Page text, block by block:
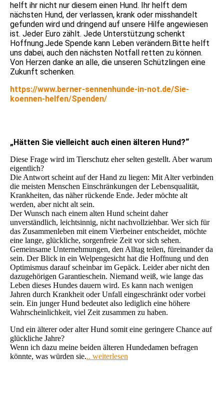
helft ihr nicht nur diesem einen Hund. Ihr helft dem
nächsten Hund, der verlassen, krank oder misshandelt
gefunden wird und dringend auf unsere Hilfe angewiesen
ist. Jeder Euro zählt. Jede Unterstützung schenkt
Hoffnung.Jede Spende kann Leben verändern.Bitte helft
uns dabei, auch den nächsten Notfall retten zu können.
Von Herzen danke an alle, die unseren Schützlingen eine
Zukunft schenken.
https://www.berner-sennenhunde-in-not.de/Sie-
koennen-helfen/Spenden/
„Hätten Sie vielleicht auch einen älteren Hund?“
Diese Frage wird im Tierschutz eher selten gestellt. Aber warum
eigentlich?
Die Antwort scheint auf der Hand zu liegen: Mit Alter verbinden
die meisten Menschen Einschränkungen der Lebensqualität,
Krankheiten, das näher rückende Ende. Jeder möchte alt
werden, aber nicht alt sein.
Der Wunsch nach einem alten Hund scheint daher
unverständlich, leichtsinnig, nicht nachvollziehbar. Wer sich für
das Zusammenleben mit einem Vierbeiner entscheidet, möchte
eine lange, glückliche, sorgenfreie Zeit vor sich sehen.
Gemeinsame Unternehmungen, den Alltag teilen, füreinander da
sein. Der Blick in ein Welpengesicht hat die Hoffnung und den
Optimismus darauf scheinbar im Gepäck. Leider aber nicht den
dazugehörigen Garantieschein. Niemand weiß, wie lange das
Leben dieses Hundes dauern wird. Es kann nach wenigen
Jahren durch Krankheit oder Unfall eingeschränkt oder vorbei
sein. Ein junger Hund bedeutet also lediglich eine höhere
Wahrscheinlichkeit, viel Zeit zusammen zu haben.
Und ein älterer oder alter Hund somit eine geringere Chance auf
glückliche Jahre?
Wenn ich dazu meine beiden älteren Hundedamen befragen
könnte, was würden sie... weiterlesen